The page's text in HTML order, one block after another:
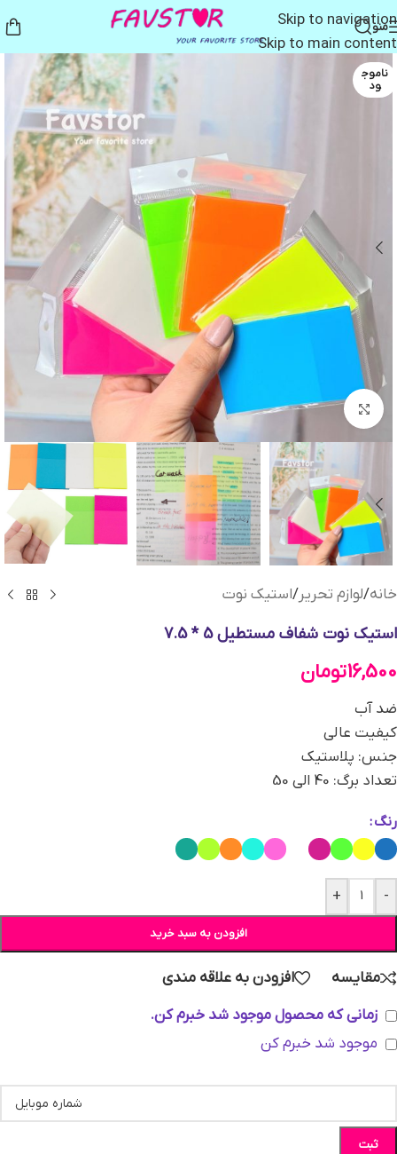
Skip to navigation
Skip to main content
منو
ناموج
ود
بزرگنمایی تصویر
خانه/لوازم تحریر/استیک نوت
استیک نوت شفاف مستطیل 5 * 7.5
16,500تومان
ضد آب
کیفیت عالی
جنس: پلاستیک
تعداد برگ: 40 الی 50
رنگ
-
+
افزودن به سبد خرید
مقایسه
افزودن به علاقه مندی
زمانی که محصول موجود شد خبرم کن.
موجود شد خبرم کن
ثبت